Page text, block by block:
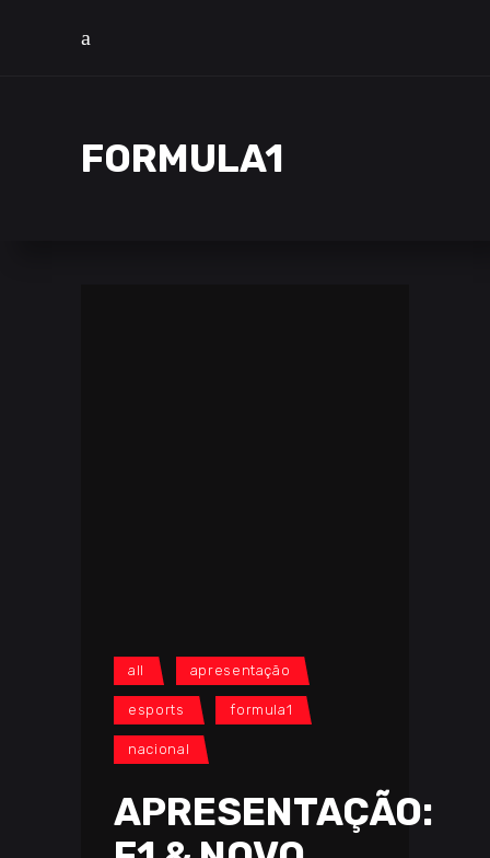
FORMULA1
all apresentação
esports formula1
nacional
APRESENTAÇÃO: